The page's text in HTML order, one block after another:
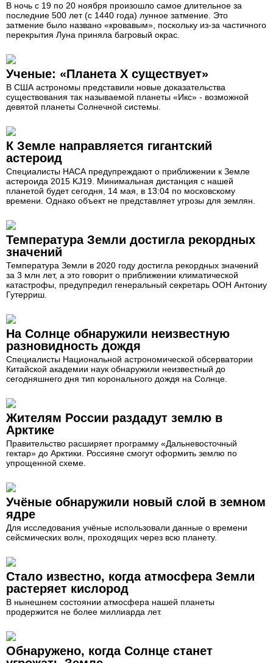
В ночь с 19 по 20 ноября произошло самое длительное за
последние 500 лет (с 1440 года) лунное затмение. Это
затмение было названо «кровавым», поскольку из-за частичного
перекрытия Луна приняла багровый окрас.
Ученые: «Планета Х существует»
В США астрономы представили новые доказательства
существования так называемой планеты «Икс» - возможной
девятой планеты Солнечной системы.
К Земле направляется гигантский
астероид
Специалисты НАСА предупреждают о приближении к Земле
астероида 2015 KJ19. Минимальная дистанция с нашей
планетой будет сегодня, 14 мая, в 13:04 по московскому
времени. Однако объект не представляет угрозы для землян.
Температура Земли достигла рекордных
значений
Температура Земли в 2020 году достигла рекордных значений
за 3 млн лет, а это говорит о приближении климатической
катастрофы, предупредил генеральный секретарь ООН Антониу
Гутерриш.
На Солнце обнаружили неизвестную
разновидность дождя
Специалисты Национальной астрономической обсерватории
Китайской академии наук обнаружили неизвестный до
сегодняшнего дня тип коронального дождя на Солнце.
Жителям России раздадут землю в
Арктике
Правительство расширяет программу «Дальневосточный
гектар» до Арктики. Россияне смогут оформить землю по
упрощенной схеме.
Учёные обнаружили новый слой в земном
ядре
Для исследования учёные использовали данные о времени
сейсмических волн, проходящих через всю планету.
Стало известно, когда атмосфера Земли
растеряет кислород
В нынешнем состоянии атмосфера нашей планеты
продержится не более миллиарда лет.
Обнаружено, когда Солнце станет